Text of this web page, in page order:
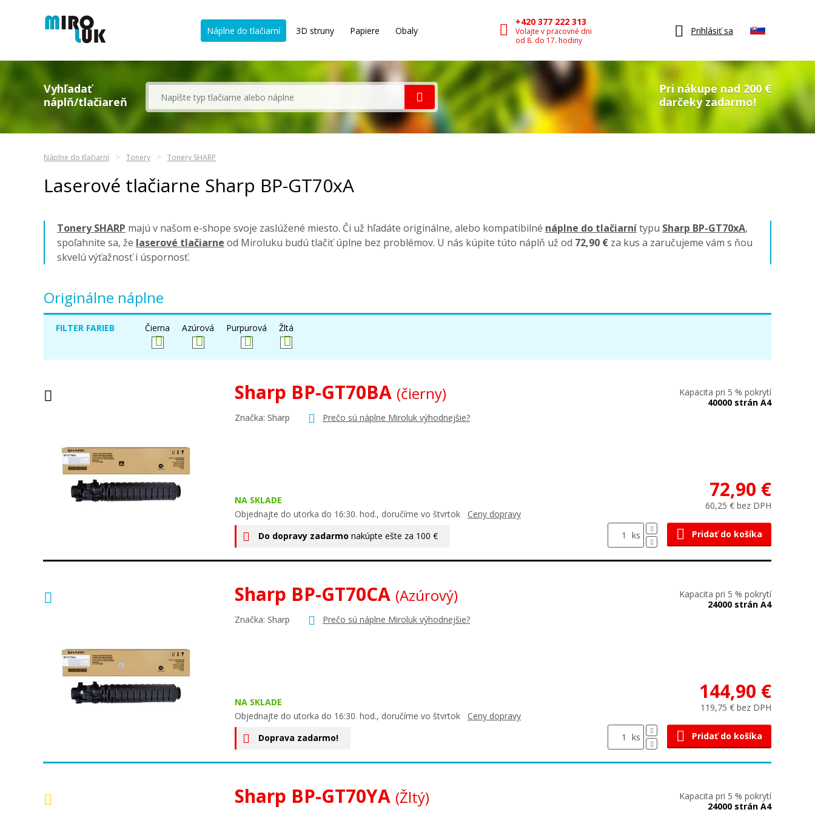
Náplne do tlačiarní 3D struny Papiere Obaly
+420 377 222 313
Volajte v pracovné dni
od 8. do 17. hodiny
Prihlásiť sa
Vyhľadať
náplň/tlačiareň
Pri nákupe nad 200 €
darčeky zadarmo!
Náplne do tlačiarní Tonery Tonery SHARP
Laserové tlačiarne Sharp BP-GT70xA
Tonery SHARP majú v našom e-shope svoje zaslúžené miesto. Či už hľadáte originálne, alebo kompatibilné náplne do tlačiarnítypu Sharp BP-GT70xA,
spoľahnite sa, že laserové tlačiarne od Miroluku budú tlačiť úplne bez problémov. U nás kúpite túto náplň už od 72,90 € za kus a zaručujeme vám s ňou
skvelú výťažnosť i úspornosť.
Originálne náplne
FILTER FARIEB Čierna Azúrová Purpurová Žltá
Sharp BP-GT70BA (čierny)
Značka: Sharp Prečo sú náplne Miroluk výhodnejšie?
NA SKLADE
Objednajte do utorka do 16:30. hod., doručíme vo štvrtok Ceny dopravy
Do dopravy zadarmo nakúpte ešte za 100 €
Kapacita pri 5 % pokrytí
40000 strán A4
72,90 €
60,25 € bez DPH
ks Pridať do košíka
Sharp BP-GT70CA (Azúrový)
Značka: Sharp Prečo sú náplne Miroluk výhodnejšie?
NA SKLADE
Objednajte do utorka do 16:30. hod., doručíme vo štvrtok Ceny dopravy
Doprava zadarmo!
Kapacita pri 5 % pokrytí
24000 strán A4
144,90 €
119,75 € bez DPH
ks Pridať do košíka
Sharp BP-GT70YA (Žltý)
Kapacita pri 5 % pokrytí
24000 strán A4